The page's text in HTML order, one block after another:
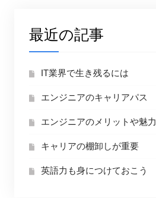
最近の記事
IT業界で生き残るには
エンジニアのキャリアパス
エンジニアのメリットや魅力
キャリアの棚卸しが重要
英語力も身につけておこう